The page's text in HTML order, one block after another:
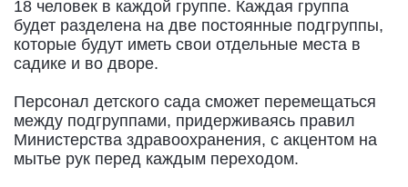
18 человек в каждой группе. Каждая группа
будет разделена на две постоянные подгруппы,
которые будут иметь свои отдельные места в
садике и во дворе.
Персонал детского сада сможет перемещаться
между подгруппами, придерживаясь правил
Министерства здравоохранения, с акцентом на
мытье рук перед каждым переходом.